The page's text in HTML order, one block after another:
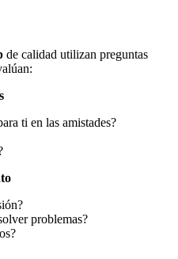
de calidad utilizan preguntas
ti en las amistades?
problemas?